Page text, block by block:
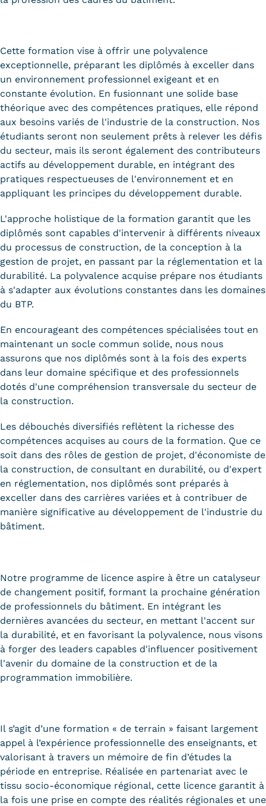
Modalités d'inscription
Modalités de financement
Infos entreprises
Former ses salariés
Accueillir un alternant ?
Taxe d'apprentissage
Infos enseignants
Infos partenaires
Liste des partenaires
Communication
Kits communications Cnam
Fiche contact salons, forums,
JPO
Cette formation vise à offrir une polyvalence
exceptionnelle, préparant les diplômés à exceller dans
un environnement professionnel exigeant et en
constante évolution. En fusionnant une solide base
théorique avec des compétences pratiques, elle répond
aux besoins variés de l'industrie de la construction. Nos
étudiants seront non seulement prêts à relever les défis
du secteur, mais ils seront également des contributeurs
actifs au développement durable, en intégrant des
pratiques respectueuses de l'environnement et en
appliquant les principes du développement durable.
L'approche holistique de la formation garantit que les
diplômés sont capables d'intervenir à différents niveaux
du processus de construction, de la conception à la
gestion de projet, en passant par la réglementation et la
durabilité. La polyvalence acquise prépare nos étudiants
à s'adapter aux évolutions constantes dans les domaines
du BTP.
En encourageant des compétences spécialisées tout en
maintenant un socle commun solide, nous nous
assurons que nos diplômés sont à la fois des experts
dans leur domaine spécifique et des professionnels
dotés d'une compréhension transversale du secteur de
la construction.
Les débouchés diversifiés reflètent la richesse des
compétences acquises au cours de la formation. Que ce
soit dans des rôles de gestion de projet, d'économiste de
la construction, de consultant en durabilité, ou d'expert
en réglementation, nos diplômés sont préparés à
exceller dans des carrières variées et à contribuer de
manière significative au développement de l'industrie du
bâtiment.
Notre programme de licence aspire à être un catalyseur
de changement positif, formant la prochaine génération
de professionnels du bâtiment. En intégrant les
dernières avancées du secteur, en mettant l'accent sur
la durabilité, et en favorisant la polyvalence, nous visons
à forger des leaders capables d'influencer positivement
l'avenir du domaine de la construction et de la
programmation immobilière.
Il s’agit d’une formation « de terrain » faisant largement
appel à l’expérience professionnelle des enseignants, et
valorisant à travers un mémoire de fin d’études la
période en entreprise. Réalisée en partenariat avec le
tissu socio-économique régional, cette licence garantit à
la fois une prise en compte des réalités régionales et une